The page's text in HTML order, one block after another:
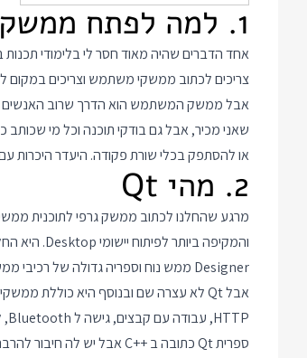
1. למה לפתח ממשק משתמש ב C++
אחד הדברים שהיה מאוד חסר לי בלימודי
צריכים לכתוב ממשקי משתמש וצריכים במקום
אבל ממשק המשתמש הוא הדרך שרוב האנשים
שאני מכיר, אבל גם בודקי תוכנה וכל מי
או להסתפק בכלי שורת פקודה. היעדר היכרות
2. מהי Qt
Designer ממש נוח וספריה גדולה של רכיבי ממשק משתמש קיימים שאתם יכולים להשתמש ולשלב ביישומים שלכם.
HTTP, עבודה עם קבצים, גישה ל Bluetooth, לממשקים סריאלים ולהתקני חומרה באופן כללי.
ספרית Qt כתובה ב
C++